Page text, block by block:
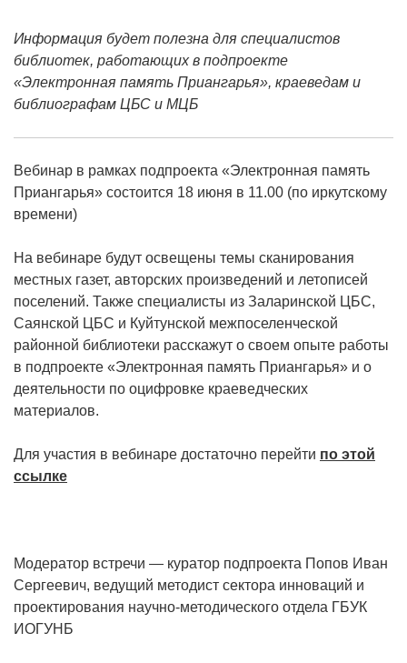
Информация будет полезна для специалистов
библиотек, работающих в подпроекте
«Электронная память Приангарья», краеведам и
библиографам ЦБС и МЦБ
Вебинар в рамках подпроекта «Электронная память
Приангарья» состоится 18 июня в 11.00 (по иркутскому
времени)
На вебинаре будут освещены темы сканирования
местных газет, авторских произведений и летописей
поселений. Также специалисты из Заларинской ЦБС,
Саянской ЦБС и Куйтунской межпоселенческой
районной библиотеки расскажут о своем опыте работы
в подпроекте «Электронная память Приангарья» и о
деятельности по оцифровке краеведческих
материалов.
Для участия в вебинаре достаточно перейти по этой
ссылке
Модератор встречи — куратор подпроекта Попов Иван
Сергеевич, ведущий методист сектора инноваций и
проектирования научно-методического отдела ГБУК
ИОГУНБ